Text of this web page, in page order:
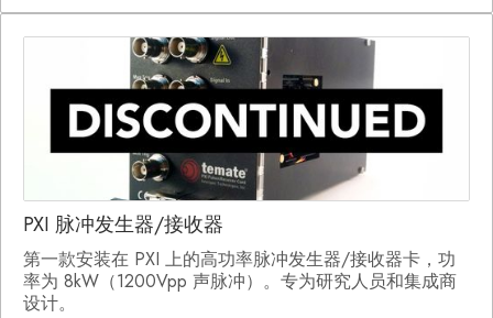
PXI 脉冲发生器/接收器
第一款安装在 PXI 上的高功率脉冲发生器/接收器卡，功
率为 8kW（1200Vpp 声脉冲）。专为研究人员和集成商
设计。